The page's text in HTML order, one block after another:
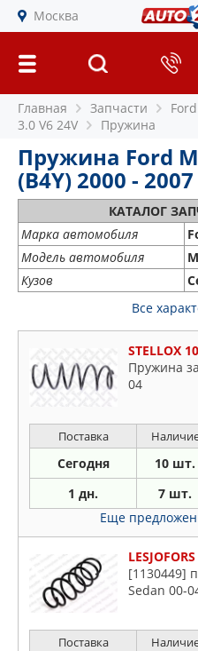
Москва
Главная Запчасти Ford
3.0 V6 24V
Пружина
Пружина Ford
(B4Y) 2000 - 2007
КАТАЛОГ
Марка автомобиля
Модель автомобиля
Кузов
Все
STELLOX
Пружина
04
Поставка
Сегодня 10 шт.
1 дн. 7 шт.
Еще
[1130449]
Sedan 00-
Поставка